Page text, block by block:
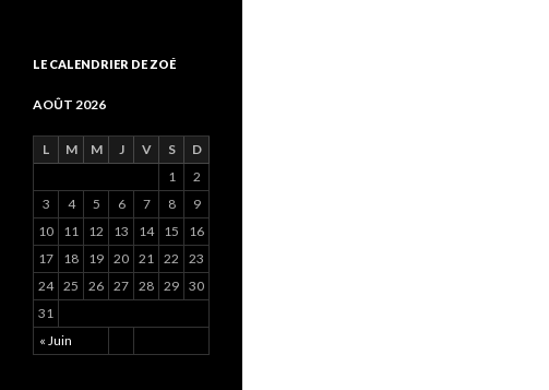
LE CALENDRIER DE ZOÉ
AOÛT 2026
L M M J V S D
« Juin
1
2
3
4 5 6 7 8
9
10
11 12 13 14 15
16
17
18 19 20 21 22
23
24 25 26 27 28 29 30
31